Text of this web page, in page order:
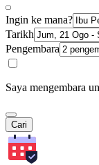
Ingin ke mana?
Tarikh
Pengembara
Saya mengembara
Cari